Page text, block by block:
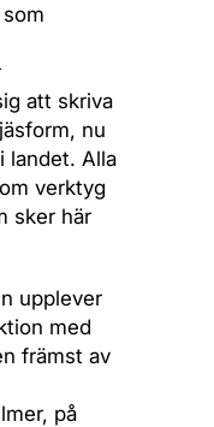
att skriva
nu
landet. Alla
verktyg
sker här
upplever
med
främst av
på